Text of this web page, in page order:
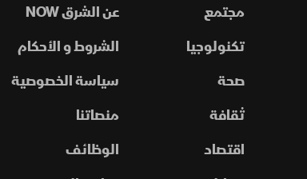
مجتمع
تكنولوجيا
صحة
ثقافة
اقتصاد
عن الشرق NOW
الشروط و الأحكام
سياسة الخصوصية
منصاتنا
الوظائف